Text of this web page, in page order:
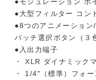
●大型フィルター コン
●8つのアニメーション
パッチ選択ボタン（３
●入出力端子
・ XLR ダイナミック
・ 1/4"（標準）フォー